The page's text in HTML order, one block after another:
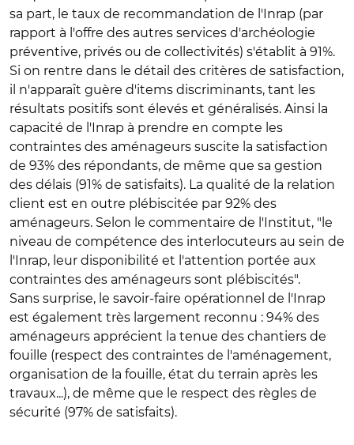
sa part, le taux de recommandation de l'Inrap (par
rapport à l'offre des autres services d'archéologie
préventive, privés ou de collectivités) s'établit à 91%.
Si on rentre dans le détail des critères de satisfaction,
il n'apparaît guère d'items discriminants, tant les
résultats positifs sont élevés et généralisés. Ainsi la
capacité de l'Inrap à prendre en compte les
contraintes des aménageurs suscite la satisfaction
de 93% des répondants, de même que sa gestion
des délais (91% de satisfaits). La qualité de la relation
client est en outre plébiscitée par 92% des
aménageurs. Selon le commentaire de l'Institut, "le
niveau de compétence des interlocuteurs au sein de
l'Inrap, leur disponibilité et l'attention portée aux
contraintes des aménageurs sont plébiscités".
Sans surprise, le savoir-faire opérationnel de l'Inrap
est également très largement reconnu : 94% des
aménageurs apprécient la tenue des chantiers de
fouille (respect des contraintes de l'aménagement,
organisation de la fouille, état du terrain après les
travaux...), de même que le respect des règles de
sécurité (97% de satisfaits).